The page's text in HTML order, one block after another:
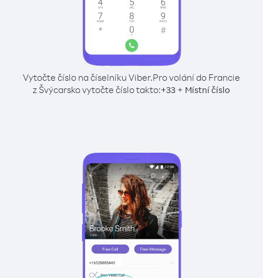
Vytočte číslo na číselníku Viber.Pro volání do Francie
z Švýcarsko vytočte číslo takto:+33 + Místní číslo